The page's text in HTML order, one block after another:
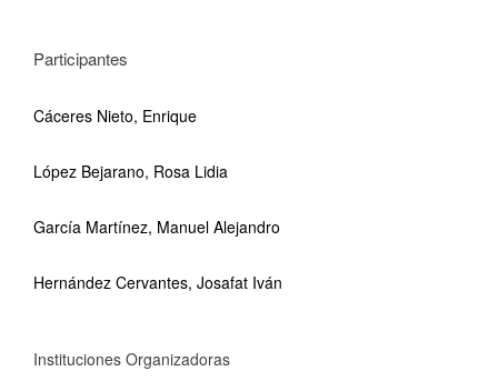
Participantes
Cáceres Nieto, Enrique
López Bejarano, Rosa Lidia
García Martínez, Manuel Alejandro
Hernández Cervantes, Josafat Iván
Instituciones Organizadoras